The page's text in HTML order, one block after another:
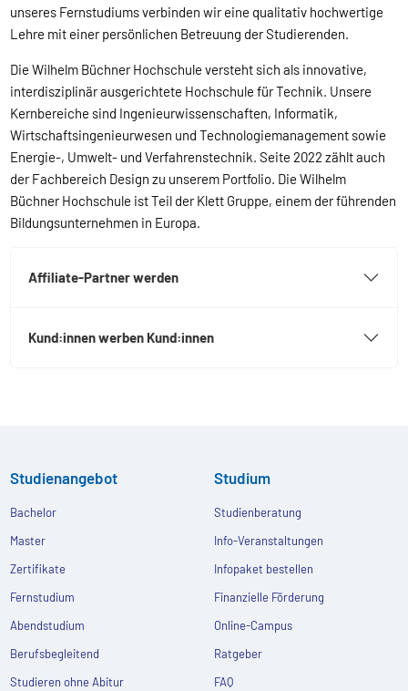
unseres Fernstudiums verbinden wir eine qualitativ hochwertige
Lehre mit einer persönlichen Betreuung der Studierenden.
Die Wilhelm Büchner Hochschule versteht sich als innovative,
interdisziplinär ausgerichtete Hochschule für Technik. Unsere
Kernbereiche sind Ingenieurwissenschaften, Informatik,
Wirtschaftsingenieurwesen und Technologiemanagement sowie
Energie-, Umwelt- und Verfahrenstechnik. Seite 2022 zählt auch
der Fachbereich Design zu unserem Portfolio. Die Wilhelm
Büchner Hochschule ist Teil der Klett Gruppe, einem der führenden
Bildungsunternehmen in Europa.
Affiliate-Partner werden
Kund:innen werben Kund:innen
Studienangebot
Bachelor
Master
Zertifikate
Fernstudium
Abendstudium
Berufsbegleitend
Studieren ohne Abitur
Studium
Studienberatung
Info-Veranstaltungen
Infopaket bestellen
Finanzielle Förderung
Online-Campus
Ratgeber
FAQ